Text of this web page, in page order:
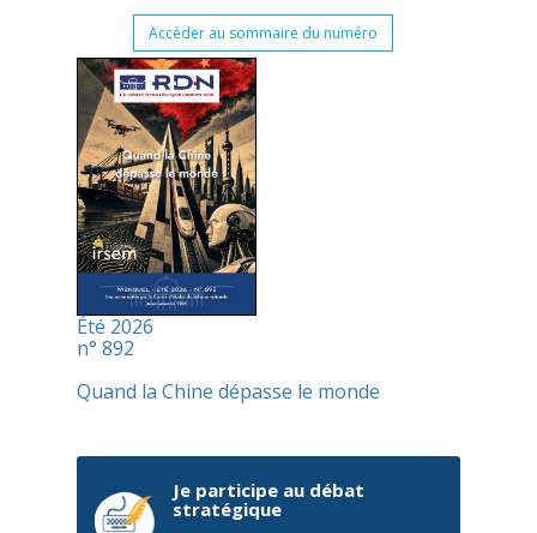
Accéder au sommaire du numéro
Été 2026
n° 892
Quand la Chine dépasse le monde
Je participe au débat
stratégique